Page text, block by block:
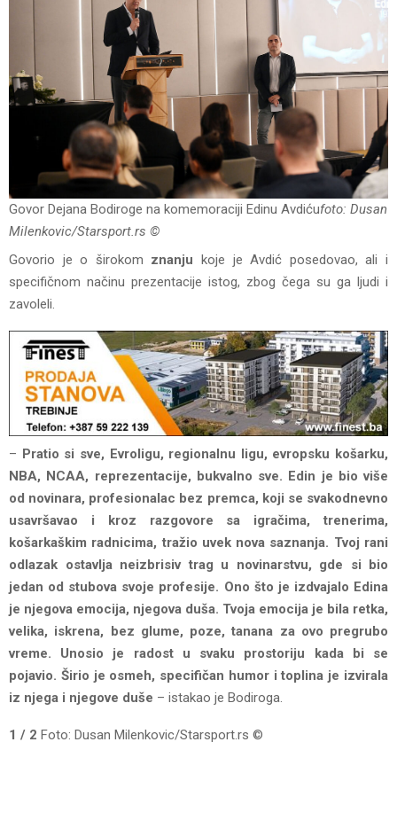
Govor Dejana Bodiroge na komemoraciji Edinu Avdićufoto: Dusan
Milenkovic/Starsport.rs ©
Govorio je o širokom znanjukoje je Avdić posedovao, ali i
specifičnom načinu prezentacije istog, zbog čega su ga ljudi i
zavoleli.
– Pratio si sve, Evroligu, regionalnu ligu, evropsku košarku,
NBA, NCAA, reprezentacije, bukvalno sve. Edin je bio više
od novinara, profesionalac bez premca, koji se svakodnevno
usavršavao i kroz razgovore sa igračima, trenerima,
košarkaškim radnicima, tražio uvek nova saznanja. Tvoj rani
odlazak ostavlja neizbrisiv trag u novinarstvu, gde si bio
jedan od stubova svoje profesije. Ono što je izdvajalo Edina
je njegova emocija, njegova duša. Tvoja emocija je bila retka,
velika, iskrena, bez glume, poze, tanana za ovo pregrubo
vreme. Unosio je radost u svaku prostoriju kada bi se
pojavio. Širio je osmeh, specifičan humor i toplina je izvirala
iz njega i njegove duše – istakao je Bodiroga.
1 / 2 Foto: Dusan Milenkovic/Starsport.rs ©